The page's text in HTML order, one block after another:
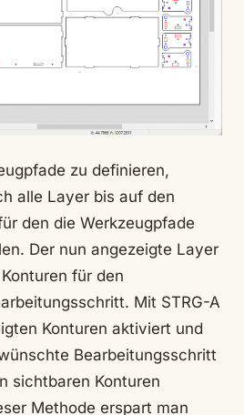
zu definieren,
alle Layer bis auf den
den die Werkzeugpfade
Der nun angezeigte Layer
für den
Mit STRG-A
Konturen aktiviert und
Bearbeitungsschritt
sichtbaren Konturen
Methode erspart man